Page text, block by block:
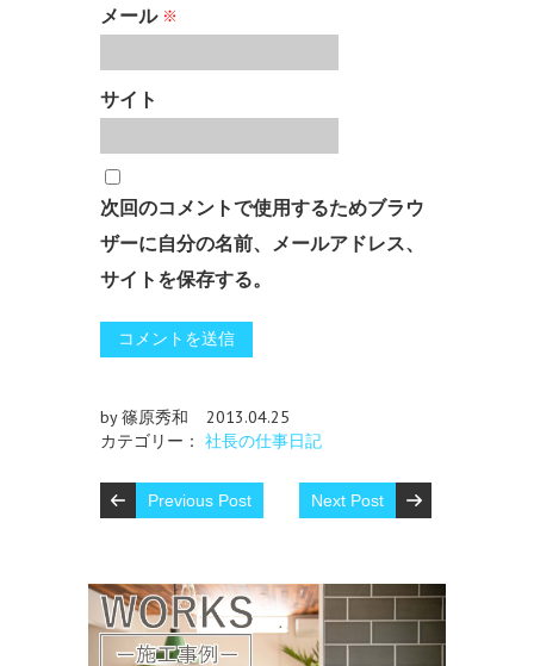
メール ※
サイト
次回のコメントで使用するためブラウ
ザーに自分の名前、メールアドレス、
サイトを保存する。
by 篠原秀和
2013.04.25
カテゴリー： 社長の仕事日記
Previous Post Next Post